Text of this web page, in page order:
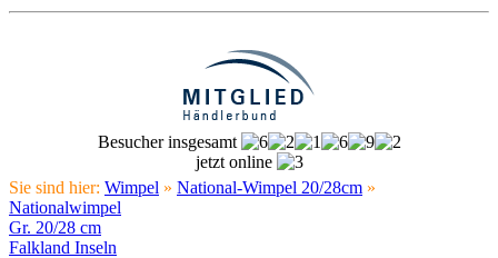
Besucher insgesamt
jetzt online
Sie sind hier: Wimpel » National-Wimpel 20/28cm »
Nationalwimpel
Gr. 20/28 cm
Falkland Inseln